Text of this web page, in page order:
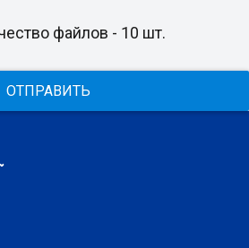
файлов - 10 шт.
ОТПРАВИТЬ